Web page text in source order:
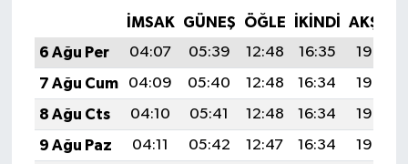
İMSAK GÜNEŞ ÖĞLE İKINDI
AKŞAM
6 Ağu Per
04:07 05:39 12:48 16:35
19:46
7 Ağu Cum
04:09 05:40 12:48 16:34
19:45
8 Ağu Cts
04:10 05:41 12:48 16:34
19:44
9 Ağu Paz
04:11 05:42 12:47 16:34
19:43